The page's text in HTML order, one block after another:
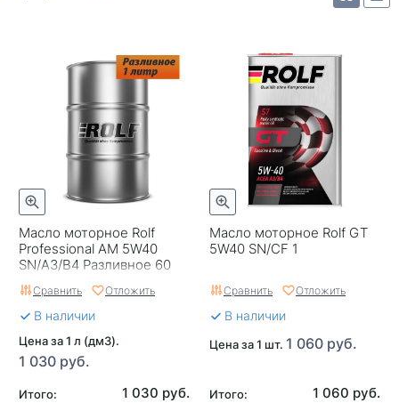
Масло моторное Rolf
Professional AM 5W40
SN/A3/B4 Разливное 60
Сравнить Отложить
В наличии
Цена за 1 л (дм3).
1 030 руб.
Итого: 1 030 руб.
Масло моторное Rolf GT
5W40 SN/CF 1
Сравнить Отложить
В наличии
Цена за 1 шт. 1 060 руб.
Итого: 1 060 руб.